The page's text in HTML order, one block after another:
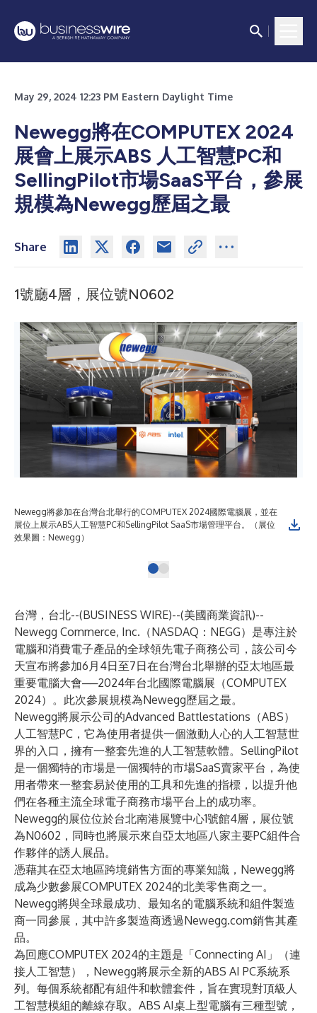
May 29, 2024 12:23 PM Eastern Daylight Time
Newegg將在COMPUTEX 2024
展會上展示ABS 人工智慧PC和
SellingPilot市場SaaS平台，參展
規模為Newegg歷屆之最
Share
1號廳4層，展位號N0602
Newegg將參加在台灣台北舉行的COMPUTEX 2024國際電腦展，並在
展位上展示ABS人工智慧PC和SellingPilot SaaS市場管理平台。（展位
效果圖：Newegg）
台灣，台北--(BUSINESS WIRE)--(美國商業資訊)--
Newegg Commerce, Inc.（NASDAQ： NEGG）是專注於
電腦和消費電子產品的全球領先電子商務公司，該公司今
天宣布將參加6月4日至7日在台灣台北舉辦的亞太地區最
重要電腦大會──2024年台北國際電腦展（COMPUTEX
2024）。此次參展規模為Newegg歷屆之最。
Newegg將展示公司的Advanced Battlestations（ABS）
人工智慧PC ，它為使用者提供一個激動人心的人工智慧世
界的入口，擁有一整套先進的人工智慧軟體。 SellingPilot
是一個獨特的市場是一個獨特的市場SaaS賣家平台，為使
用者帶來一整套易於使用的工具和先進的指標，以提升他
們在各種主流全球電子商務市場平台上的成功率。
Newegg的展位位於台北南港展覽中心1號館4層，展位號
為N0602，同時也將展示來自亞太地區八家主要PC組件合
作夥伴的誘人展品。
憑藉其在亞太地區跨境銷售方面的專業知識，Newegg將
成為少數參展COMPUTEX 2024的北美零售商之一。
Newegg將與全球最成功、最知名的電腦系統和組件製造
商一同參展，其中許多製造商透過Newegg.com銷售其產
品。
為回應COMPUTEX 2024的主題是「Connecting AI」（連
接人工智慧），Newegg將展示全新的ABS AI PC系統系
列。每個系統都配有組件和軟體套件，旨在實現對頂級人
工智慧模組的離線存取。ABS AI桌上型電腦有三種型號，